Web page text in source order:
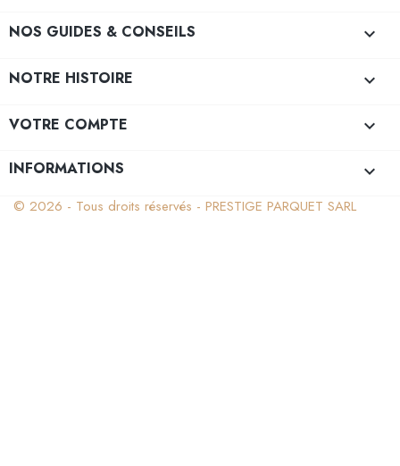
NOS GUIDES & CONSEILS 
NOTRE HISTOIRE 
VOTRE COMPTE 
INFORMATIONS keyboard_arrow_down
© 2026 - Tous droits réservés - PRESTIGE PARQUET SARL